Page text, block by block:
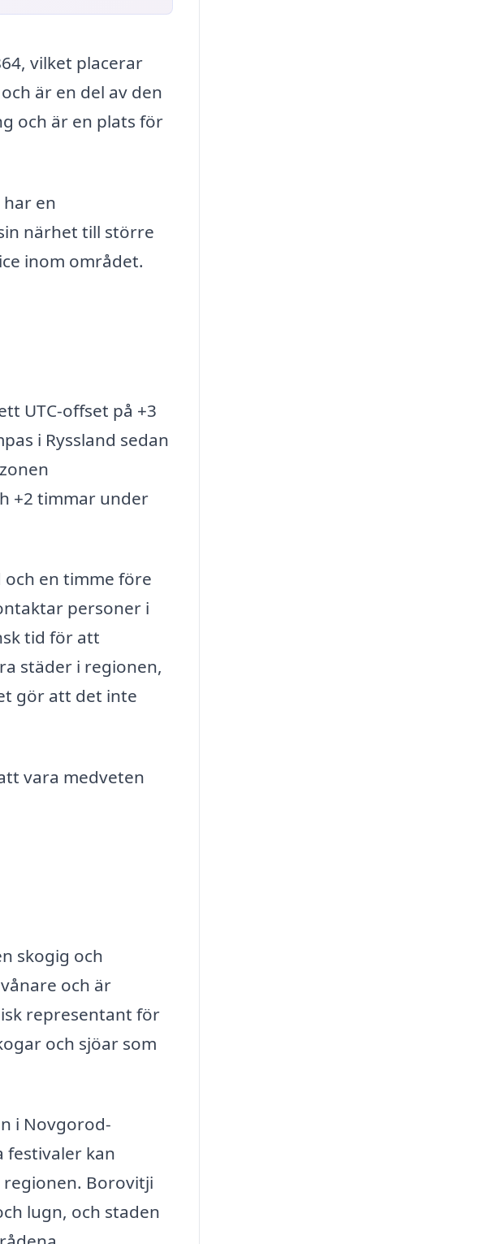
vilket placerar
är en del av den
och är en plats för
en
närhet till större
inom området.
UTC-offset på +3
i Ryssland sedan
+2 timmar under
en timme före
personer i
tid för att
städer i regionen,
gör att det inte
vara medveten
skogig och
och är
representant för
och sjöar som
i Novgorod-
festivaler kan
Borovitji
lugn, och staden